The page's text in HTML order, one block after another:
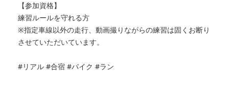
【参加資格】
練習ルールを守れる方
※指定車線以外の走行、動画撮りながらの練習は固くお断り
させていただいています。
#リアル #合宿 #バイク #ラン